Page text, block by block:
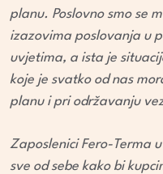
planu. Poslovno smo se
izazovima poslovanja u
uvjetima, a ista je
koje je svatko od nas
planu i pri održavanju
Zaposlenici Fero-Terma
sve od sebe kako bi